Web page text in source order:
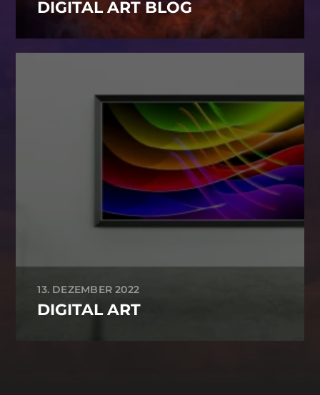
DIGITAL ART BLOG
13. DEZEMBER 2022
DIGITAL ART